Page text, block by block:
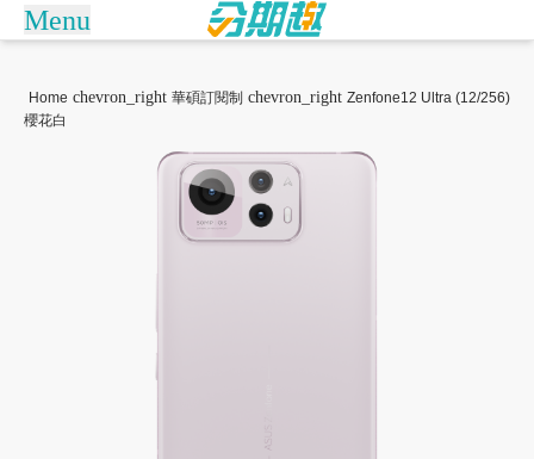
Menu
倚天酷碁無卡分期
訂單查詢/繳款
Home chevron_right 華碩訂閱制 chevron_right Zenfone12 Ultra (12/256)
櫻花白